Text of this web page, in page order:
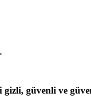
gizli, güvenli ve